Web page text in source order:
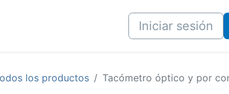
Iniciar sesión
los productos Tacómetro óptico y por